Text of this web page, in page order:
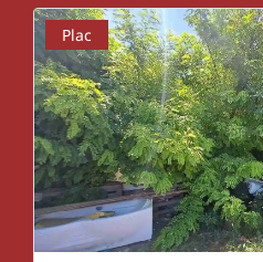
Plac